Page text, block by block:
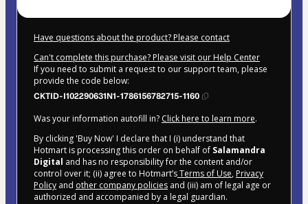
Have questions about the product? Please contact
Can't complete this purchase? Please visit our Help Center
If you need to submit a request to our support team, please
provide the code below:
CKTID-I102290631N1-1786156782715-1160
Was your information autofill in? Click here to learn more.
By clicking 'Buy Now' I declare that I (i) understand that
Hotmart is processing this order on behalf of Salamandra
Digital and has no responsibility for the content and/or
control over it; (ii) agree to Hotmart’sTerms of Use, Privacy
Policy and other company policies and (iii) am of legal age or
authorized and accompanied by a legal guardian.